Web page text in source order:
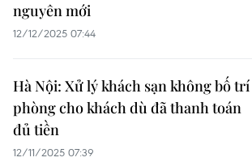
nguyên mới
12/12/2025 07:44
Hà Nội: Xử lý khách sạn không bố trí
phòng cho khách dù đã thanh toán
đủ tiền
12/11/2025 07:39